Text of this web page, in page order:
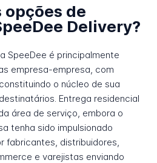
opções de
Delivery?
SpeeDee é principalmente
empresa-empresa, com
o núcleo de sua
Entrega residencial
área de serviço, embora o
tenha sido impulsionado
fabricantes, distribuidores,
e varejistas enviando